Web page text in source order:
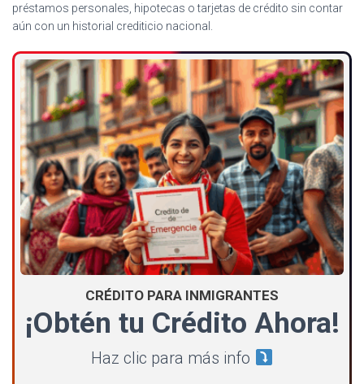
préstamos personales, hipotecas o tarjetas de crédito sin contar
aún con un historial crediticio nacional.
CRÉDITO PARA INMIGRANTES
¡Obtén tu Crédito Ahora!
Haz clic para más info